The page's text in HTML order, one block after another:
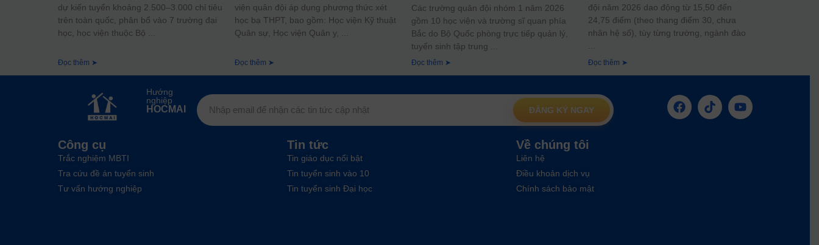
dự kiến tuyển khoảng 2.500–3.000 chỉ tiêu
trên toàn quốc, phân bổ vào 7 trường đại
học, học viện thuộc Bộ
Đọc thêm ➤
viện quân đội áp dụng phương thức xét
học bạ THPT, bao gồm: Học viện Kỹ thuật
Quân sự, Học viện Quân y,
Đọc thêm ➤
Các trường quân đội nhóm 1 năm 2026
gồm 10 học viện và trường sĩ quan phía
Bắc do Bộ Quốc phòng trực tiếp quản lý,
tuyển sinh tập trung
Đọc thêm ➤
đội năm 2026 dao động từ 15,50 đến
24,75 điểm (theo thang điểm 30, chưa
nhân hệ số), tùy từng trường, ngành đào
Đọc thêm ➤
Hướng
nghiệp
HOCMAI ĐĂNG KÝ NGAY
Công cụ
Trắc nghiệm MBTI
Tra cứu đề án tuyển sinh
Tư vấn hướng nghiệp
Tin tức
Tin giáo dục nổi bật
Tin tuyển sinh vào 10
Tin tuyển sinh Đại học
Về chúng tôi
Liên hệ
Điều khoản dịch vụ
Chính sách bảo mật